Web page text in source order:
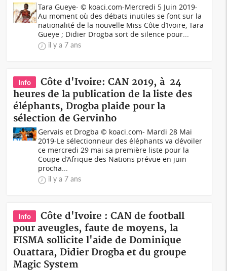
Tara Gueye- © koaci.com-Mercredi 5 Juin 2019-
Au moment où des débats inutiles se font sur la
nationalité de la nouvelle Miss Côte d’Ivoire, Tara
Gueye ; Didier Drogba sort de silence pour...
il y a 7 ans
Info
Côte d'Ivoire: CAN 2019, à 24
heures de la publication de la liste des
éléphants, Drogba plaide pour la
sélection de Gervinho
Gervais et Drogba © koaci.com- Mardi 28 Mai
2019-Le sélectionneur des éléphants va dévoiler
ce mercredi 29 mai sa première liste pour la
Coupe d’Afrique des Nations prévue en juin
procha...
il y a 7 ans
Info
Côte d'Ivoire : CAN de football
pour aveugles, faute de moyens, la
FISMA sollicite l'aide de Dominique
Ouattara, Didier Drogba et du groupe
Magic System